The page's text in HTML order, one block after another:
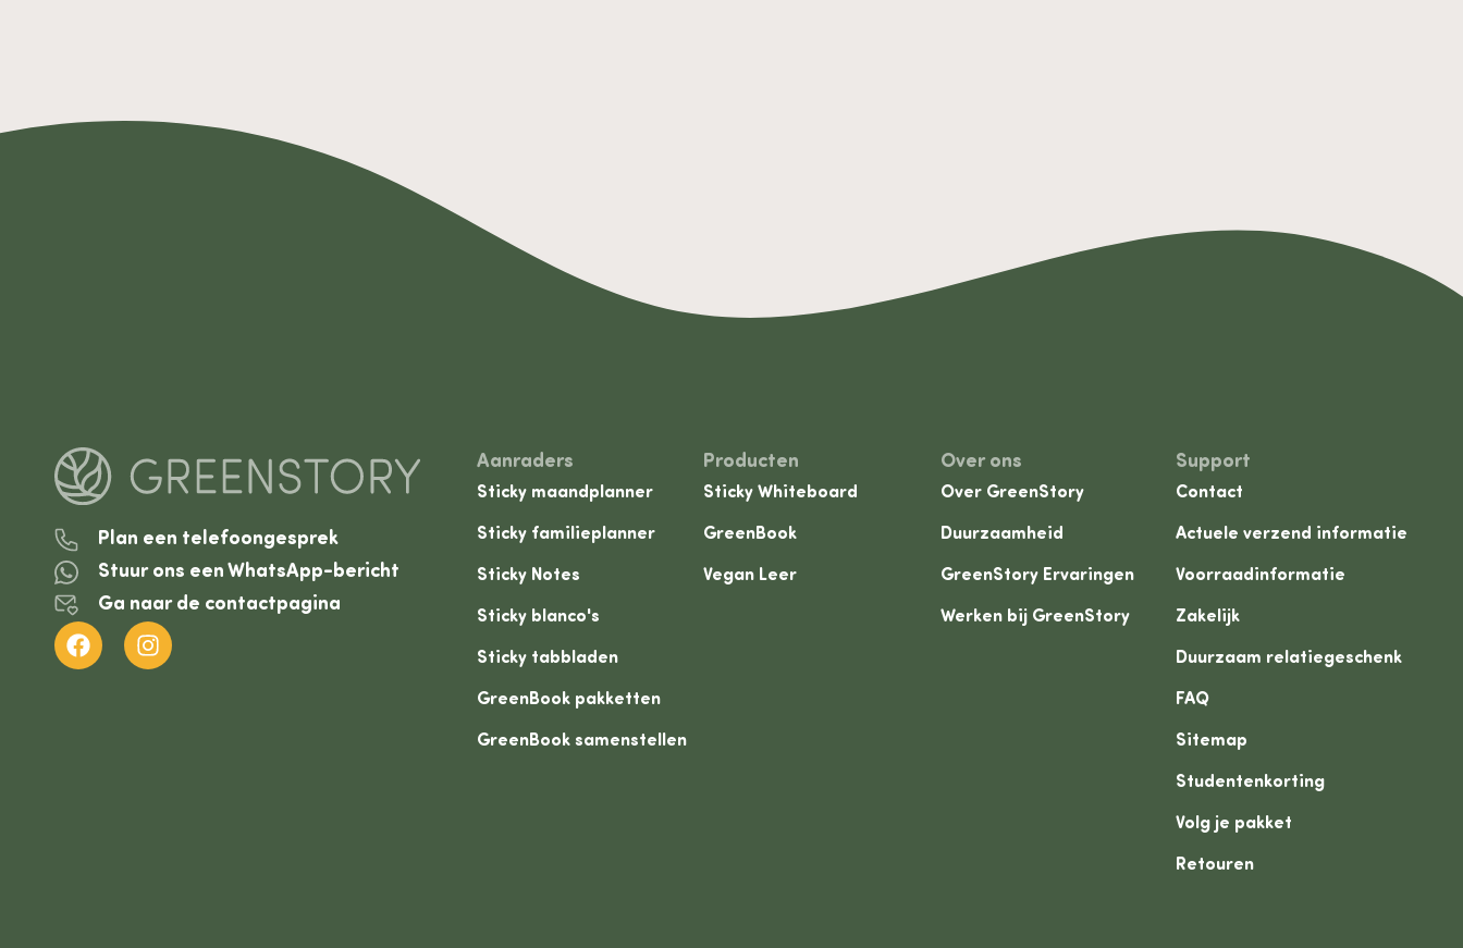
Plan een telefoongesprek
Stuur ons een WhatsApp-bericht
Ga naar de contactpagina
Aanraders
Sticky maandplanner
Sticky familieplanner
Sticky Notes
Sticky blanco's
Sticky tabbladen
GreenBook pakketten
GreenBook samenstellen
Producten
Sticky Whiteboard
GreenBook
Vegan Leer
Over ons
Over GreenStory
Duurzaamheid
GreenStory Ervaringen
Werken bij GreenStory
Support
Contact
Actuele verzend informatie
Voorraadinformatie
Zakelijk
Duurzaam relatiegeschenk
FAQ
Sitemap
Studentenkorting
Volg je pakket
Retouren